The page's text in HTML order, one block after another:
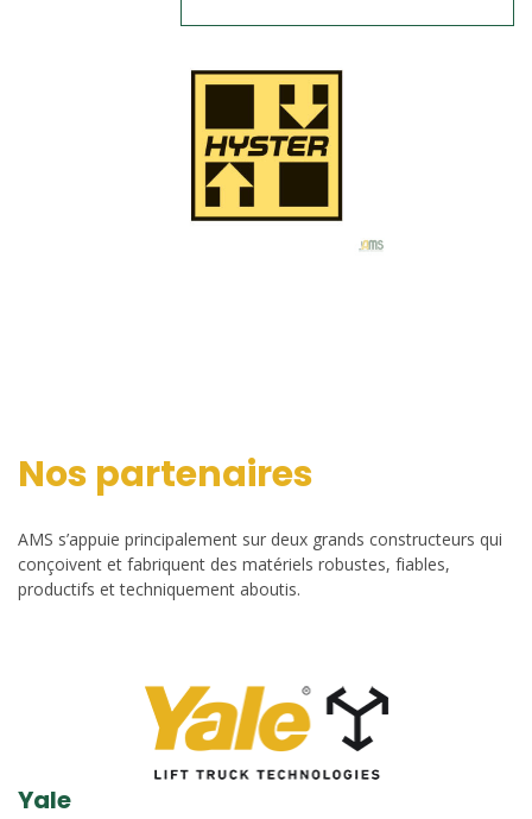
Nos partenaires
AMS s’appuie principalement sur deux grands constructeurs qui
conçoivent et fabriquent des matériels robustes, fiables,
productifs et techniquement aboutis.
Yale